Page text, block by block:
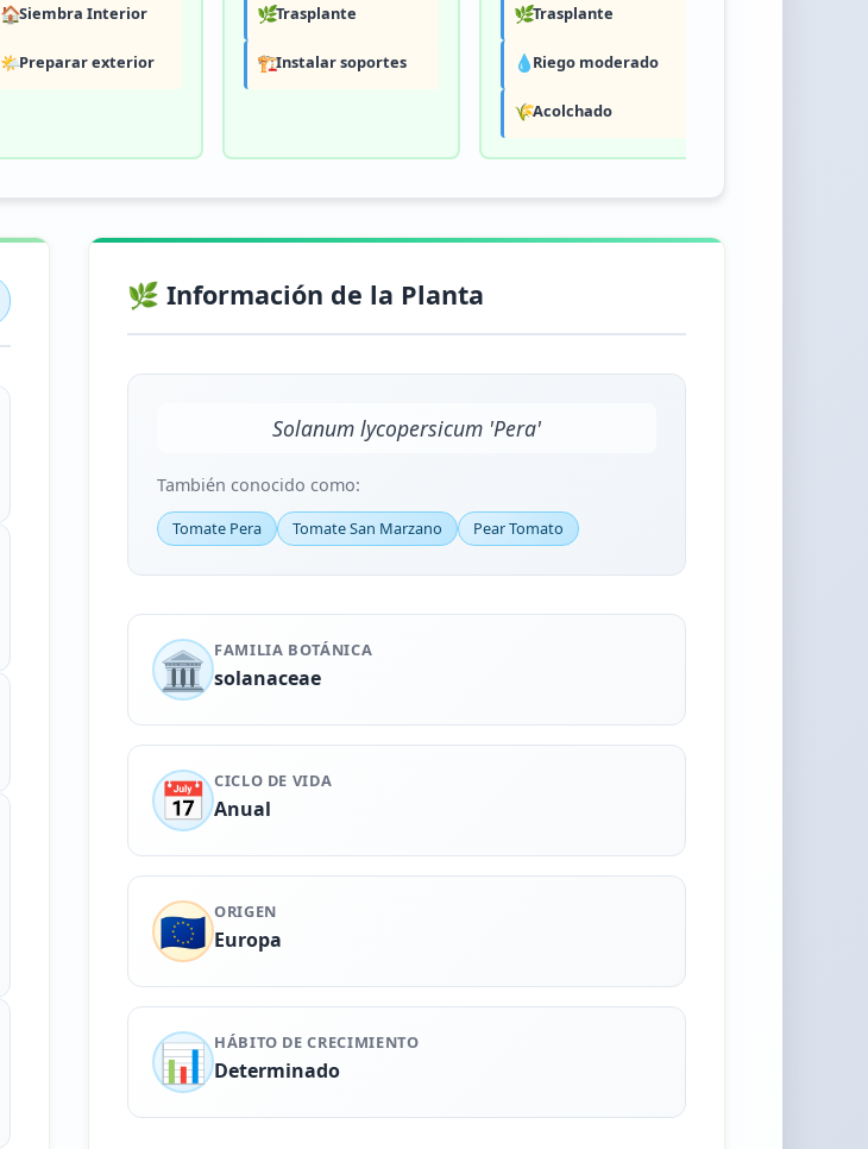
🏠Siembra Interior
🌤️Preparar exterior
🌿Trasplante
🏗️Instalar soportes
🌿Trasplante
💧Riego moderado
🌾Acolchado
🌿 Información de la Planta
Solanum lycopersicum 'Pera'
También conocido como:
Tomate Pera Tomate San Marzano Pear Tomato
🏛️ FAMILIA BOTÁNICA
solanaceae
📅 CICLO DE VIDA
Anual
🇪🇺 ORIGEN
Europa
📊 HÁBITO DE CRECIMIENTO
Determinado